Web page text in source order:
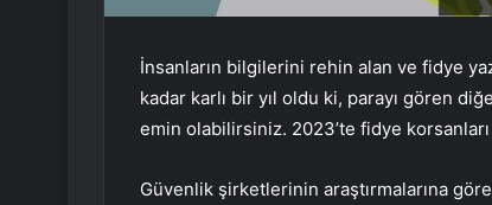
İnsanların bilgilerini rehin alan ve fidye
kadar karlı bir yıl oldu ki, parayı gören
emin olabilirsiniz. 2023’te fidye korsanları
Güvenlik şirketlerinin araştırmalarına